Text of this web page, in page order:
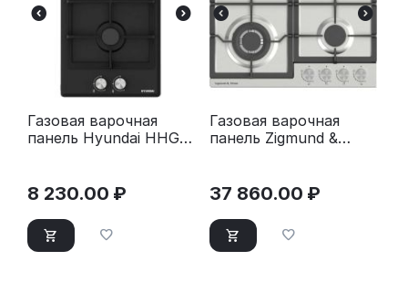
Газовая варочная
панель Hyundai HHG
8 230.00 ₽
Газовая варочная
панель Zigmund &
37 860.00 ₽